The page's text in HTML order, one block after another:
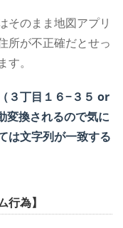
そのまま地図アプリ
所が不正確だとせっ
。
３丁目１６−３５ or
変換されるので気に
は文字列が一致する
為】